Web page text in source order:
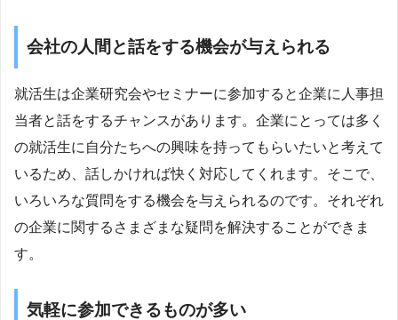
会社の人間と話をする機会が与えられる
就活生は企業研究会やセミナーに参加すると企業に人事担
当者と話をするチャンスがあります。企業にとっては多く
の就活生に自分たちへの興味を持ってもらいたいと考えて
いるため、話しかければ快く対応してくれます。そこで、
いろいろな質問をする機会を与えられるのです。それぞれ
の企業に関するさまざまな疑問を解決することができま
す。
気軽に参加できるものが多い